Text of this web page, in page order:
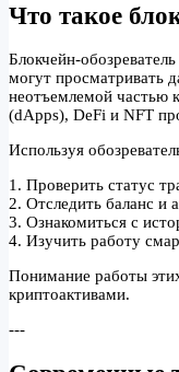
Что такое
Блокчейн-
могут просматривать
неотъемлемой частью
(dApps), DeFi и NFT
Используя
1. Проверить статус
2. Отследить баланс и
3. Ознакомиться с
4. Изучить работу
Понимание работы
криптоактивами.
---